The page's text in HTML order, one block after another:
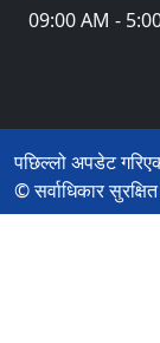
09:00 AM -
पछिल्लो अपडेट
© सर्वाधिकार